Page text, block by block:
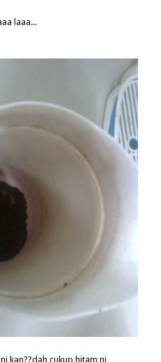
laaa...
kan??dah cukup hitam ni